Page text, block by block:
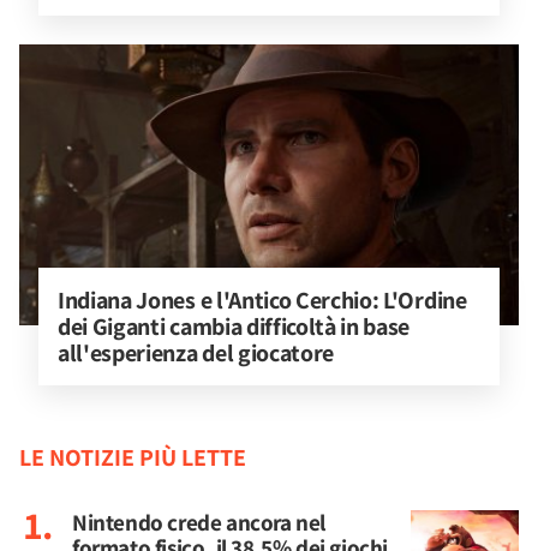
Indiana Jones e l'Antico Cerchio: L'Ordine
dei Giganti cambia difficoltà in base
all'esperienza del giocatore
LE NOTIZIE PIÙ LETTE
Nintendo crede ancora nel